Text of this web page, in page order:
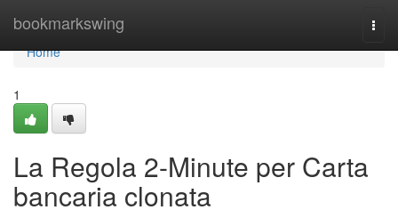
bookmarkswing
Home
Home
1
La Regola 2-Minute per Carta
bancaria clonata